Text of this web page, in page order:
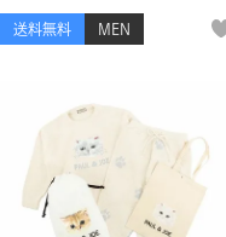
パンツ＆コットンバッグ ク
リスマスセット
送料無料 MEN